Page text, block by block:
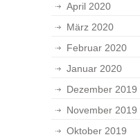
April 2020
März 2020
Februar 2020
Januar 2020
Dezember 2019
November 2019
Oktober 2019